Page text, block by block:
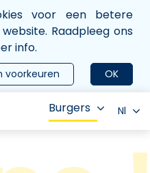
voor een betere
Raadpleeg ons
info.
OK
voorkeuren
Burgers Nl